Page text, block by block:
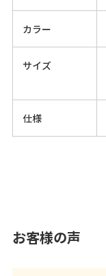
カラー
サイズ
仕様
お客様の声